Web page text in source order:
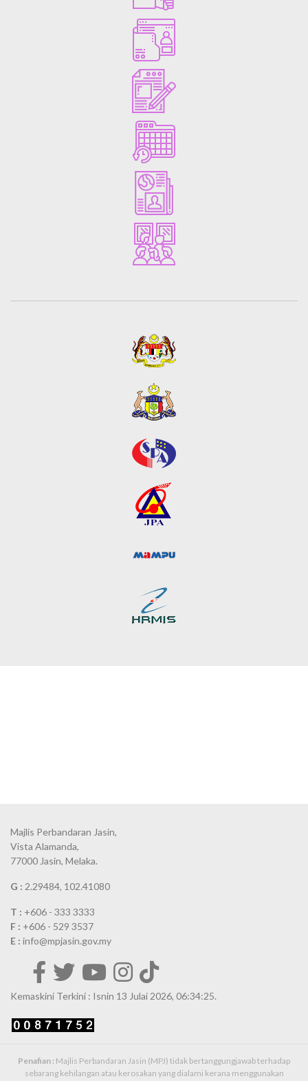
Majlis Perbandaran Jasin,
Vista Alamanda,
77000 Jasin, Melaka.
G : 2.29484, 102.41080
T : +606 - 333 3333
F : +606 - 529 3537
E : info@mpjasin.gov.my
Kemaskini Terkini : Isnin 13 Julai 2026, 06:34:25.
Penafian : Majlis Perbandaran Jasin (MPJ) tidak bertanggungjawab terhadap
sebarang kehilangan atau kerosakan yang dialami kerana menggunakan